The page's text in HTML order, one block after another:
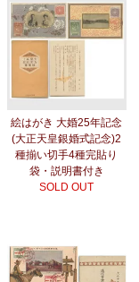
絵はがき 大婚25年記念
(大正天皇銀婚式記念)2
種揃い切手4種完貼り
袋・説明書付き
SOLD OUT